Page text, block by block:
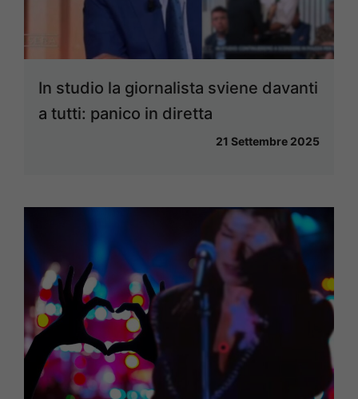
In studio la giornalista sviene davanti
a tutti: panico in diretta
21 Settembre 2025